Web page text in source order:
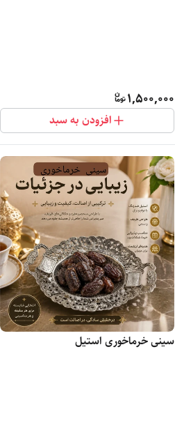
1,500,000
افزودن به سبد
سینی خرماخوری استیل